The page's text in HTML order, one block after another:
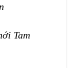
Tam